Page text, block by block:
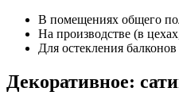
В помещениях общего
На производстве (в
Для остекления
Декоративное: